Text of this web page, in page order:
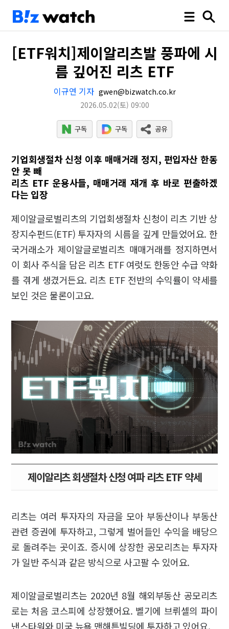
[ETF워치]제이알리츠발 풍파에 시
름 깊어진 리츠 ETF
이규연 기자 gwen@bizwatch.co.kr
2026.05.02(토) 09:00
기업회생절차 신청 이후 매매거래 정지, 편입자산 한동
안 못 빼
리츠 ETF 운용사들, 매매거래 재개 후 바로 편출하겠
다는 입장
제이알글로벌리츠의 기업회생절차 신청이 리츠 기반 상
장지수펀드(ETF) 투자자의 시름을 깊게 만들었어요. 한
국거래소가 제이알글로벌리츠 매매거래를 정지하면서
이 회사 주식을 담은 리츠 ETF 여럿도 한동안 수급 약화
를 겪게 생겼거든요. 리츠 ETF 전반의 수익률이 약세를
보인 것은 물론이고요.
제이알리츠 회생절차 신청 여파 리츠 ETF 약세
리츠는 여러 투자자의 자금을 모아 부동산이나 부동산
관련 증권에 투자하고, 그렇게 벌어들인 수익을 배당으
로 돌려주는 곳이죠. 증시에 상장한 공모리츠는 투자자
가 일반 주식과 같은 방식으로 사고팔 수 있어요.
제이알글로벌리츠는 2020년 8월 해외부동산 공모리츠
로는 처음 코스피에 상장했어요. 벨기에 브뤼셀의 파이
낸스타워와 미국 뉴욕 맨해튼빌딩에 투자하고 있어요.